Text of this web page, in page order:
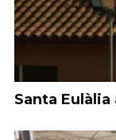
Santa Eulàlia